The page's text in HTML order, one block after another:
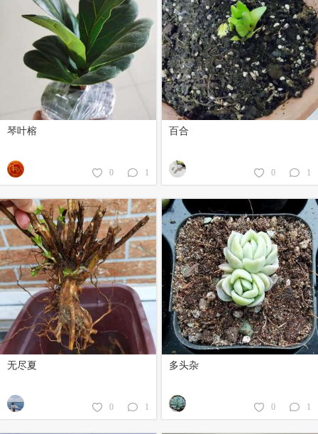
琴叶榕
0 1
百合
0 1
无尽夏
0 1
多头杂
0 1